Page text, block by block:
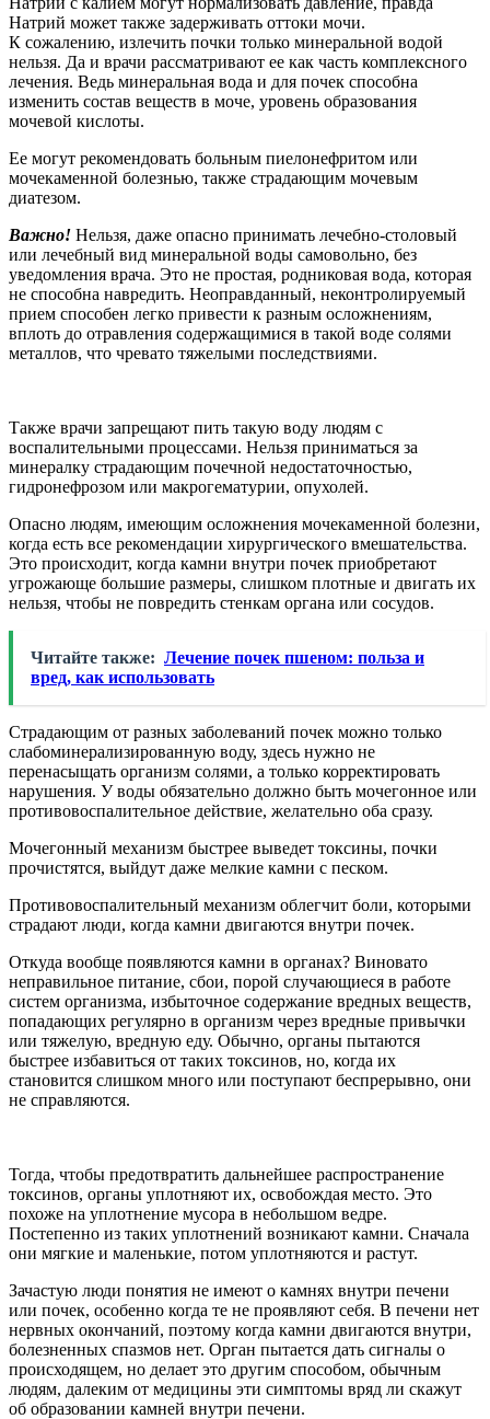
Натрий может также задерживать оттоки мочи.
К сожалению, излечить почки только минеральной водой
нельзя. Да и врачи рассматривают ее как часть комплексного
лечения. Ведь минеральная вода и для почек способна
изменить состав веществ в моче, уровень образования
мочевой кислоты.
Ее могут рекомендовать больным пиелонефритом или
мочекаменной болезнью, также страдающим мочевым
диатезом.
Важно! Нельзя, даже опасно принимать лечебно-столовый
или лечебный вид минеральной воды самовольно, без
уведомления врача. Это не простая, родниковая вода, которая
не способна навредить. Неоправданный, неконтролируемый
прием способен легко привести к разным осложнениям,
вплоть до отравления содержащимися в такой воде солями
металлов, что чревато тяжелыми последствиями.
Также врачи запрещают пить такую воду людям с
воспалительными процессами. Нельзя приниматься за
минералку страдающим почечной недостаточностью,
гидронефрозом или макрогематурии, опухолей.
Опасно людям, имеющим осложнения мочекаменной болезни,
когда есть все рекомендации хирургического вмешательства.
Это происходит, когда камни внутри почек приобретают
угрожающе большие размеры, слишком плотные и двигать их
нельзя, чтобы не повредить стенкам органа или сосудов.
Читайте также: Лечение почек пшеном: польза и
вред, как использовать
Страдающим от разных заболеваний почек можно только
слабоминерализированную воду, здесь нужно не
перенасыщать организм солями, а только корректировать
нарушения. У воды обязательно должно быть мочегонное или
противовоспалительное действие, желательно оба сразу.
Мочегонный механизм быстрее выведет токсины, почки
прочистятся, выйдут даже мелкие камни с песком.
Противовоспалительный механизм облегчит боли, которыми
страдают люди, когда камни двигаются внутри почек.
Откуда вообще появляются камни в органах? Виновато
неправильное питание, сбои, порой случающиеся в работе
систем организма, избыточное содержание вредных веществ,
попадающих регулярно в организм через вредные привычки
или тяжелую, вредную еду. Обычно, органы пытаются
быстрее избавиться от таких токсинов, но, когда их
становится слишком много или поступают беспрерывно, они
не справляются.
Тогда, чтобы предотвратить дальнейшее распространение
токсинов, органы уплотняют их, освобождая место. Это
похоже на уплотнение мусора в небольшом ведре.
Постепенно из таких уплотнений возникают камни. Сначала
они мягкие и маленькие, потом уплотняются и растут.
Зачастую люди понятия не имеют о камнях внутри печени
или почек, особенно когда те не проявляют себя. В печени нет
нервных окончаний, поэтому когда камни двигаются внутри,
болезненных спазмов нет. Орган пытается дать сигналы о
происходящем, но делает это другим способом, обычным
людям, далеким от медицины эти симптомы вряд ли скажут
об образовании камней внутри печени.